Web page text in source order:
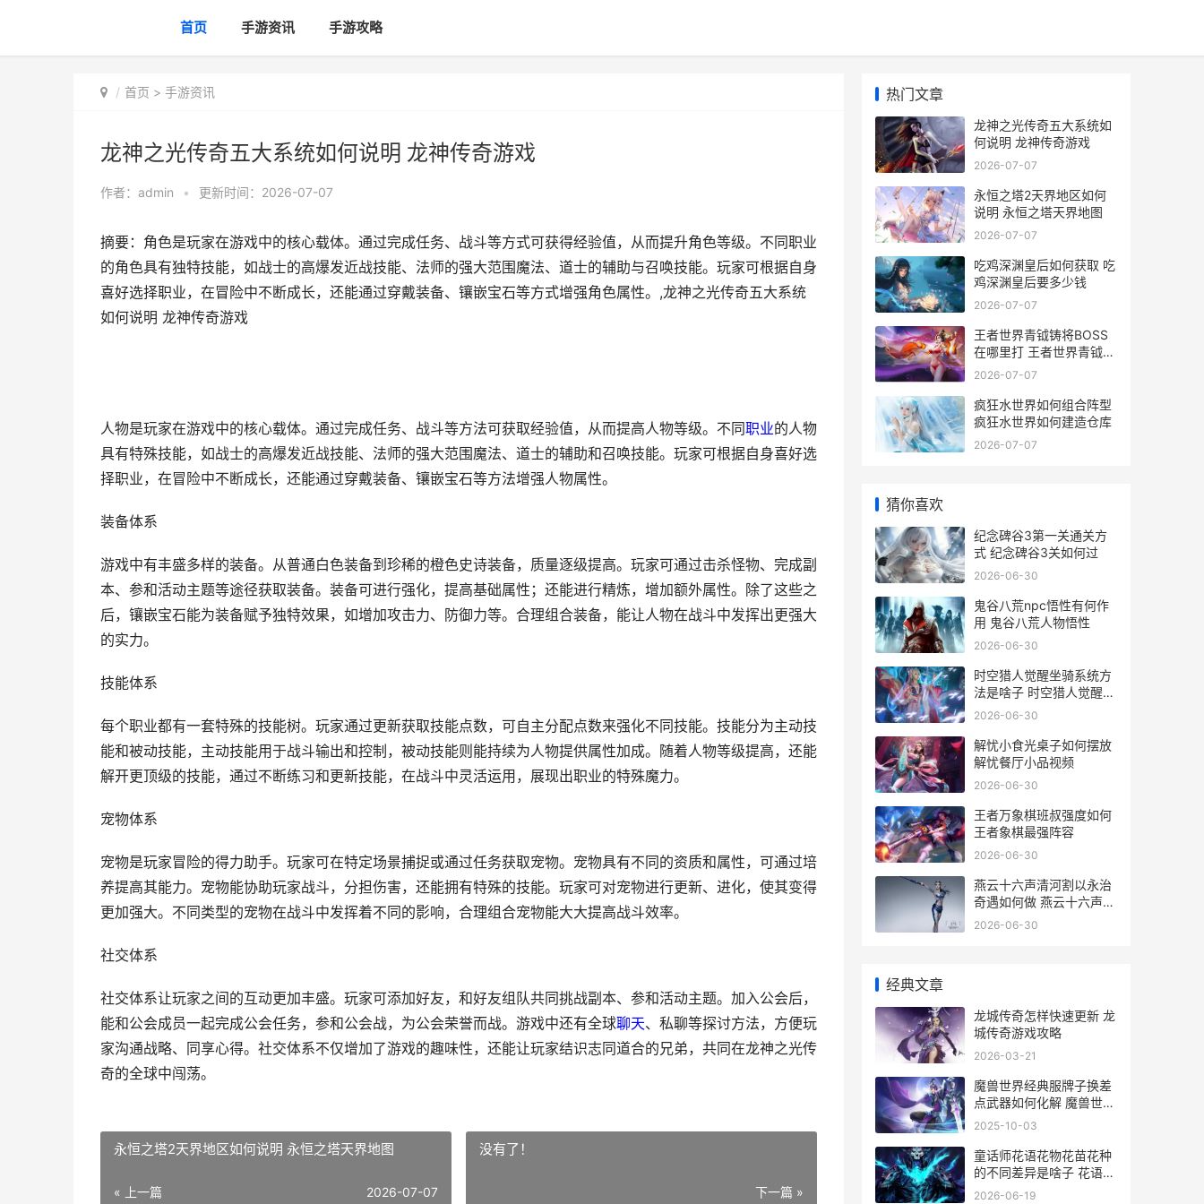
首页 手游资讯 手游攻略
首页 > 手游资讯
龙神之光传奇五大系统如何说明 龙神传奇游戏
作者： admin • 更新时间：2026-07-07
摘要：角色是玩家在游戏中的核心载体。通过完成任务、战斗等方式可获得经验值，从而提升角色等级。不同职业
的角色具有独特技能，如战士的高爆发近战技能、法师的强大范围魔法、道士的辅助与召唤技能。玩家可根据自身
喜好选择职业，在冒险中不断成长，还能通过穿戴装备、镶嵌宝石等方式增强角色属性。,龙神之光传奇五大系统
如何说明 龙神传奇游戏
人物是玩家在游戏中的核心载体。通过完成任务、战斗等方法可获取经验值，从而提高人物等级。不同职业的人物
具有特殊技能，如战士的高爆发近战技能、法师的强大范围魔法、道士的辅助和召唤技能。玩家可根据自身喜好选
择职业，在冒险中不断成长，还能通过穿戴装备、镶嵌宝石等方法增强人物属性。
装备体系
游戏中有丰盛多样的装备。从普通白色装备到珍稀的橙色史诗装备，质量逐级提高。玩家可通过击杀怪物、完成副
本、参和活动主题等途径获取装备。装备可进行强化，提高基础属性；还能进行精炼，增加额外属性。除了这些之
后，镶嵌宝石能为装备赋予独特效果，如增加攻击力、防御力等。合理组合装备，能让人物在战斗中发挥出更强大
的实力。
技能体系
每个职业都有一套特殊的技能树。玩家通过更新获取技能点数，可自主分配点数来强化不同技能。技能分为主动技
能和被动技能，主动技能用于战斗输出和控制，被动技能则能持续为人物提供属性加成。随着人物等级提高，还能
解开更顶级的技能，通过不断练习和更新技能，在战斗中灵活运用，展现出职业的特殊魔力。
宠物体系
宠物是玩家冒险的得力助手。玩家可在特定场景捕捉或通过任务获取宠物。宠物具有不同的资质和属性，可通过培
养提高其能力。宠物能协助玩家战斗，分担伤害，还能拥有特殊的技能。玩家可对宠物进行更新、进化，使其变得
更加强大。不同类型的宠物在战斗中发挥着不同的影响，合理组合宠物能大大提高战斗效率。
社交体系
社交体系让玩家之间的互动更加丰盛。玩家可添加好友，和好友组队共同挑战副本、参和活动主题。加入公会后，
能和公会成员一起完成公会任务，参和公会战，为公会荣誉而战。游戏中还有全球聊天、私聊等探讨方法，方便玩
家沟通战略、同享心得。社交体系不仅增加了游戏的趣味性，还能让玩家结识志同道合的兄弟，共同在龙神之光传
奇的全球中闯荡。
永恒之塔2天界地区如何说明 永恒之塔天界地图
« 上一篇 2026-07-07
没有了！
下一篇 »
热门文章
龙神之光传奇五大系统如
何说明 龙神传奇游戏
2026-07-07
永恒之塔2天界地区如何
说明 永恒之塔天界地图
2026-07-07
吃鸡深渊皇后如何获取 吃
鸡深渊皇后要多少钱
2026-07-07
王者世界青钺铸将BOSS
在哪里打 王者世界青钺铸
币怎么用
2026-07-07
疯狂水世界如何组合阵型
疯狂水世界如何建造仓库
2026-07-07
猜你喜欢
纪念碑谷3第一关通关方
式 纪念碑谷3关如何过
2026-06-30
鬼谷八荒npc悟性有何作
用 鬼谷八荒人物悟性
2026-06-30
时空猎人觉醒坐骑系统方
法是啥子 时空猎人觉醒坐
骑有哪些
2026-06-30
解忧小食光桌子如何摆放
解忧餐厅小品视频
2026-06-30
王者万象棋班叔强度如何
王者象棋最强阵容
2026-06-30
燕云十六声清河割以永治
奇遇如何做 燕云十六声清
河是现实哪里
2026-06-30
经典文章
龙城传奇怎样快速更新 龙
城传奇游戏攻略
2026-03-21
魔兽世界经典服牌子换差
点武器如何化解 魔兽世界
经典服务器和周年纪念班
2025-10-03
童话师花语花物花苗花种
的不同差异是啥子 花语为
童话的花
2026-06-19